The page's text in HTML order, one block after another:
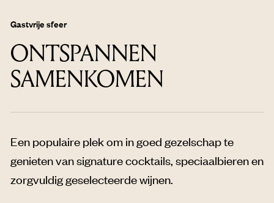
Gastvrije sfeer
ONTSPANNEN
SAMENKOMEN
Een populaire plek om in goed gezelschap te
genieten van signature cocktails, speciaalbieren en
zorgvuldig geselecteerde wijnen.